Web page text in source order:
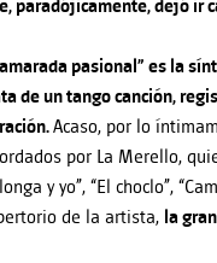
paradójicamente, dejó ir
pasional” es la
de un tango canción,
Acaso, por lo
por La Merello,
y yo”, “El choclo”,
de la artista, la